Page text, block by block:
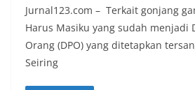
Jurnal123.com – Terkait gonjang
Harus Masiku yang sudah menjadi
Orang (DPO) yang ditetapkan
Seiring